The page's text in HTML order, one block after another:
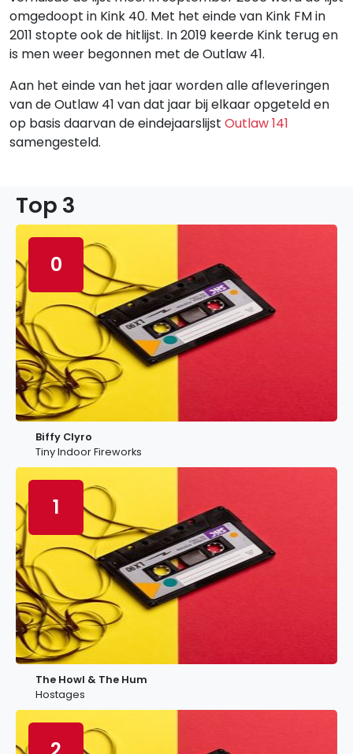
omgedoopt in Kink 40. Met het einde van Kink FM in
2011 stopte ook de hitlijst. In 2019 keerde Kink terug en
is men weer begonnen met de Outlaw 41.
Aan het einde van het jaar worden alle afleveringen
van de Outlaw 41 van dat jaar bij elkaar opgeteld en
op basis daarvan de eindejaarslijst Outlaw 141
samengesteld.
Top 3
0
Biffy Clyro
Tiny Indoor Fireworks
1
The Howl & The Hum
Hostages